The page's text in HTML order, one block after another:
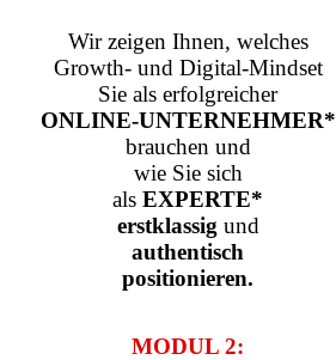
Wir zeigen Ihnen, welches
Growth- und Digital-Mindset
Sie als erfolgreicher
ONLINE-UNTERNEHMER*
brauchen und
wie Sie sich
alsEXPERTE*
erstklassig und
authentisch
positionieren.
MODUL 2: